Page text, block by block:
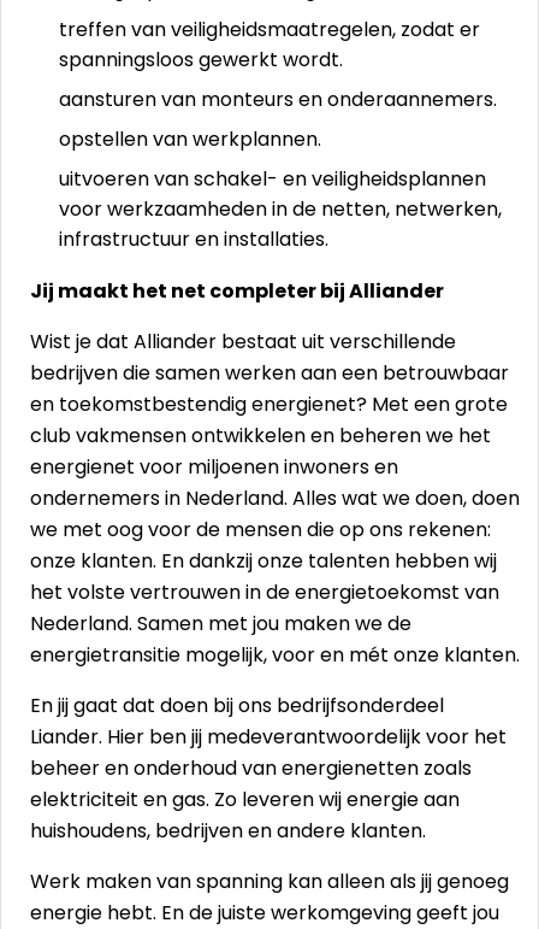
treffen van veiligheidsmaatregelen, zodat er
spanningsloos gewerkt wordt.
aansturen van monteurs en onderaannemers.
opstellen van werkplannen.
uitvoeren van schakel- en veiligheidsplannen
voor werkzaamheden in de netten, netwerken,
infrastructuur en installaties.
Jij maakt het net completer bij Alliander
Wist je dat Alliander bestaat uit verschillende
bedrijven die samen werken aan een betrouwbaar
en toekomstbestendig energienet? Met een grote
club vakmensen ontwikkelen en beheren we het
energienet voor miljoenen inwoners en
ondernemers in Nederland. Alles wat we doen, doen
we met oog voor de mensen die op ons rekenen:
onze klanten. En dankzij onze talenten hebben wij
het volste vertrouwen in de energietoekomst van
Nederland. Samen met jou maken we de
energietransitie mogelijk, voor en mét onze klanten.
En jij gaat dat doen bij ons bedrijfsonderdeel
Liander. Hier ben jij medeverantwoordelijk voor het
beheer en onderhoud van energienetten zoals
elektriciteit en gas. Zo leveren wij energie aan
huishoudens, bedrijven en andere klanten.
Werk maken van spanning kan alleen als jij genoeg
energie hebt. En de juiste werkomgeving geeft jou